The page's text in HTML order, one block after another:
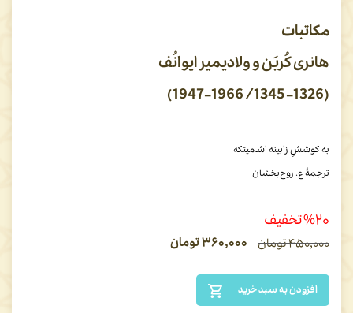
مکاتبات
هانری کُربَن و ولادیمیر ایوانُف
(1326- 1345/ 1947-1966)
به کوششِ زابینه اشمیتکه
ترجمۀ ع. روح‌بخشان
۴۵۰,۰۰۰تومان ۳۶۰,۰۰۰تومان
%۲۰ تخفیف
افزودن به سبد خرید